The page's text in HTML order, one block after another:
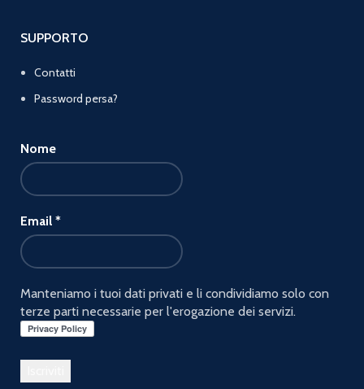
SUPPORTO
Contatti
Password persa?
Nome
Email *
Manteniamo i tuoi dati privati e li condividiamo solo con
terze parti necessarie per l'erogazione dei servizi.